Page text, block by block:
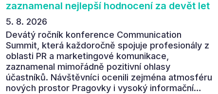
zaznamenal nejlepší hodnocení za devět let
5. 8. 2026
Devátý ročník konference Communication
Summit, která každoročně spojuje profesionály z
oblasti PR a marketingové komunikace,
zaznamenal mimořádně pozitivní ohlasy
účastníků. Návštěvníci ocenili zejména atmosféru
nových prostor Pragovky i vysoký informační